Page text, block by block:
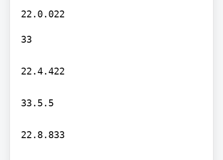
33
22.4.422
33.5.5
22.8.833